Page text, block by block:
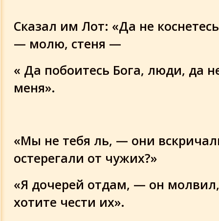
Сказал им Лот: «Да не
— молю, стеня —
« Да побоитесь Бога, люди, да
меня».
«Мы не тебя ль, — они
остерегали от чужих?»
«Я дочерей отдам, — он
хотите чести их».